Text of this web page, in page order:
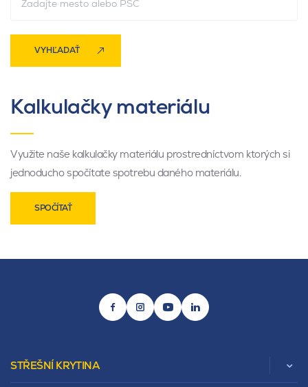
VYHĽADAŤ
Kalkulačky materiálu
Využite naše kalkulačky materiálu prostredníctvom ktorých si
jednoducho spočítate spotrebu daného materiálu.
SPOČÍTAŤ
STŘEŠNÍ KRYTINA